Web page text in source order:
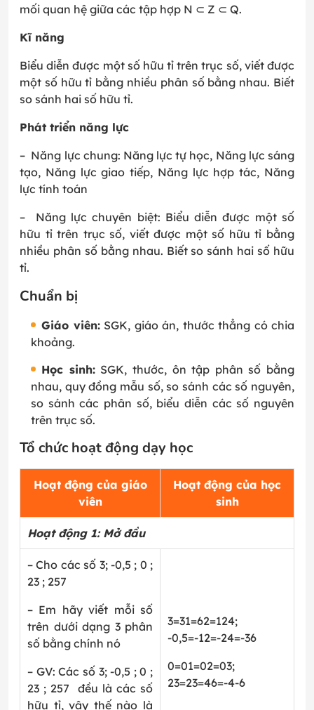
mối quan hệ giữa các tập hợp N ⊂ Z ⊂ Q.
Kĩ năng
Biểu diễn được một số hữu tỉ trên trục số, viết được
một số hữu tỉ bằng nhiều phân số bằng nhau. Biết
so sánh hai số hữu tỉ.
Phát triển năng lực
– Năng lực chung: Năng lực tự học, Năng lực sáng
tạo, Năng lực giao tiếp, Năng lực hợp tác, Năng
lực tính toán
–
Năng lực chuyên biệt: Biểu diễn được một số
hữu tỉ trên trục số, viết được một số hữu tỉ bằng
nhiều phân số bằng nhau. Biết so sánh hai số hữu
tỉ.
Chuẩn bị
Giáo viên:SGK, giáo án, thước thẳng có chia
khoảng.
Học sinh:SGK, thước, ôn tập phân số bằng
nhau, quy đồng mẫu số, so sánh các số nguyên,
so sánh các phân số, biểu diễn các số nguyên
trên trục số.
Tổ chức hoạt động dạy học
Hoạt động của giáo
viên
Hoạt động của học
sinh
Hoạt động 1: Mở đầu
– Cho các số 3; -0,5 ; 0 ;
23 ; 257
– Em hãy viết mỗi số
trên dưới dạng 3 phân
số bằng chính nó
– GV: Các số 3; -0,5 ; 0 ;
23 ; 257 đều là các số
hữu tỉ, vậy thế nào là
3=31=62=124;
-0,5=-12=-24=-36
0=01=02=03;
23=23=46=-4-6